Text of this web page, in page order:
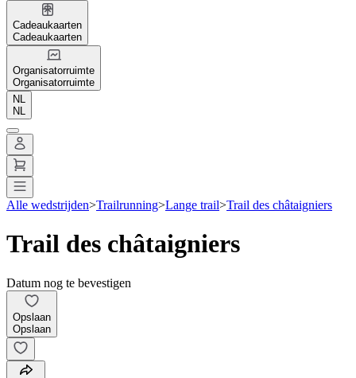
Cadeaukaarten
Cadeaukaarten
Organisatorruimte
Organisatorruimte
NL
NL
Alle wedstrijden>Trailrunning>Lange trail>Trail des châtaigniers
Trail des châtaigniers
Datum nog te bevestigen
Opslaan
Opslaan